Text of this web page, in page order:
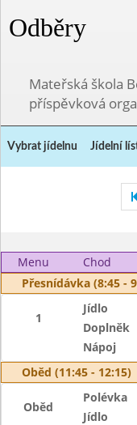
Odběry
Mateřská škola
příspěvková
Vybrat jídelnu Jídelní
Menu Chod
Přesnídávka (8:45 -
1
Jídlo
Doplněk
Nápoj
Oběd (11:45 - 12:15)
Oběd
Polévka
Jídlo